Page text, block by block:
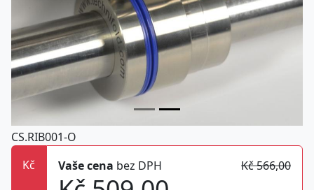
CS.RIB001-O
Kč
Vaše cena bez DPH Kč 566,00